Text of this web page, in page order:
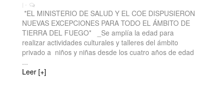
| -
*EL MINISTERIO DE SALUD Y EL COE DISPUSIERON
NUEVAS EXCEPCIONES PARA TODO EL ÁMBITO DE
TIERRA DEL FUEGO* _Se amplía la edad para
realizar actividades culturales y talleres del ámbito
privado a niños y niñas desde los cuatro años de edad
...
Leer [+]